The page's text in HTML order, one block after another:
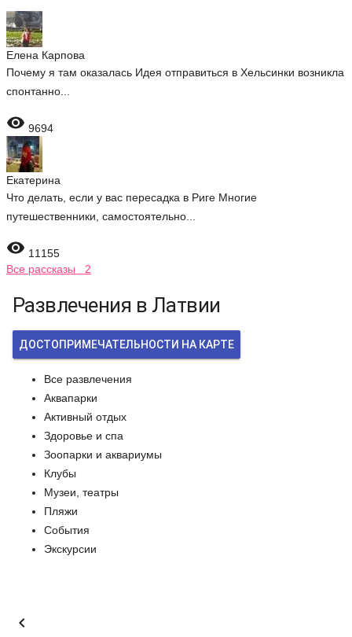
Елена Карпова
Почему я там оказалась Идея отправиться в Хельсинки возникла
спонтанно...
 9694
Екатерина
Что делать, если у вас пересадка в Риге Многие
путешественники, самостоятельно...
 11155
Все рассказы 2
Развлечения в Латвии
ДОСТОПРИМЕЧАТЕЛЬНОСТИ НА КАРТЕ
Все развлечения
Аквапарки
Активный отдых
Здоровье и спа
Зоопарки и аквариумы
Клубы
Музеи, театры
Пляжи
События
Экскурсии
